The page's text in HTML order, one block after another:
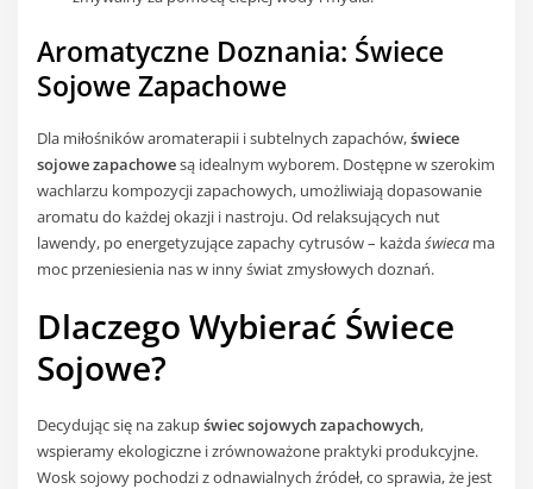
Aromatyczne Doznania: Świece
Sojowe Zapachowe
Dla miłośników aromaterapii i subtelnych zapachów,świece
sojowe zapachowesą idealnym wyborem. Dostępne w szerokim
wachlarzu kompozycji zapachowych, umożliwiają dopasowanie
aromatu do każdej okazji i nastroju. Od relaksujących nut
lawendy, po energetyzujące zapachy cytrusów – każdaświeca ma
moc przeniesienia nas w inny świat zmysłowych doznań.
Dlaczego Wybierać Świece
Sojowe?
Decydując się na zakupświec sojowych zapachowych,
wspieramy ekologiczne i zrównoważone praktyki produkcyjne.
Wosk sojowy pochodzi z odnawialnych źródeł, co sprawia, że jest